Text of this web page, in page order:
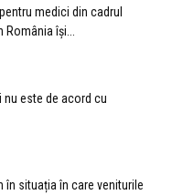
medici din cadrul
România își...
este de acord cu
în situația în care veniturile